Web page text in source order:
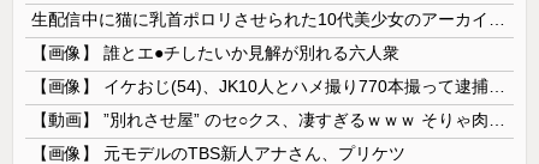
【画像】 誰とエ●チしたいか見解が別れる六人衆
【画像】 元モデルのTBS新人アナさん、プリケツ